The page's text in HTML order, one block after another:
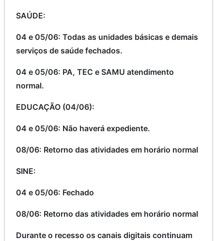
SAÚDE:
04 e 05/06: Todas as unidades básicas e demais
serviços de saúde fechados.
04 e 05/06: PA, TEC e SAMU atendimento
normal.
EDUCAÇÃO (04/06):
04 e 05/06: Não haverá expediente.
08/06: Retorno das atividades em horário normal
SINE:
04 e 05/06: Fechado
08/06: Retorno das atividades em horário normal
Durante o recesso os canais digitais continuam